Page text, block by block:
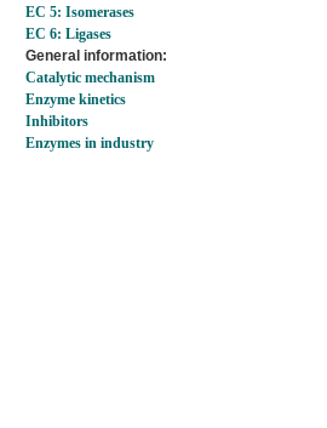
EC 5: Isomerases
EC 6: Ligases
General information:
Catalytic mechanism
Enzyme kinetics
Inhibitors
Enzymes in industry